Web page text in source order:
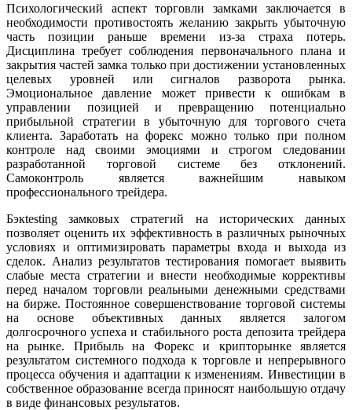
Психологический аспект торговли замками заключается в
необходимости противостоять желанию закрыть убыточную
часть позиции раньше времени из-за страха потерь.
Дисциплина требует соблюдения первоначального плана и
закрытия частей замка только при достижении установленных
целевых уровней или сигналов разворота рынка.
Эмоциональное давление может привести к ошибкам в
управлении позицией и превращению потенциально
прибыльной стратегии в убыточную для торгового счета
клиента. Заработать на форекс можно только при полном
контроле над своими эмоциями и строгом следовании
разработанной торговой системе без отклонений.
Самоконтроль является важнейшим навыком
профессионального трейдера.
Бэкtesting замковых стратегий на исторических данных
позволяет оценить их эффективность в различных рыночных
условиях и оптимизировать параметры входа и выхода из
сделок. Анализ результатов тестирования помогает выявить
слабые места стратегии и внести необходимые коррективы
перед началом торговли реальными денежными средствами
на бирже. Постоянное совершенствование торговой системы
на основе объективных данных является залогом
долгосрочного успеха и стабильного роста депозита трейдера
на рынке. Прибыль на Форекс и крипторынке является
результатом системного подхода к торговле и непрерывного
процесса обучения и адаптации к изменениям. Инвестиции в
собственное образование всегда приносят наибольшую отдачу
в виде финансовых результатов.